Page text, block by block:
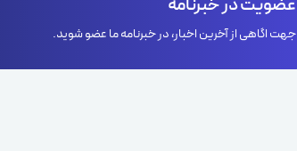
عضویت در خبرنامه
جهت اگاهی از آخرین اخبار، در خبرنامه ما عضو شوید.